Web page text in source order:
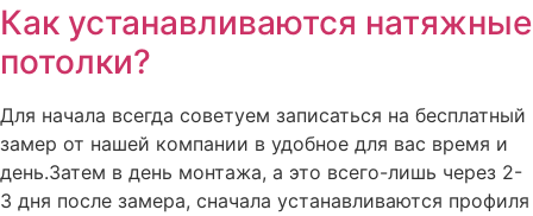
Как устанавливаются натяжные
потолки?
Для начала всегда советуем записаться на бесплатный
замер от нашей компании в удобное для вас время и
день.Затем в день монтажа, а это всего-лишь через 2-
3 дня после замера, сначала устанавливаются профиля